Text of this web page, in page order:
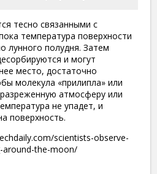
тесно связанными с
температура поверхности
лунного полудня. Затем
и могут
место, достаточно
молекула «прилипла» или
атмосферу или
не упадет, и
поверхность.
scientists-observe-
around-the-moon/